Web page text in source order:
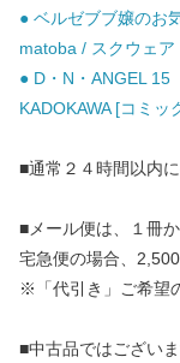
● ベルゼブブ嬢のお
matoba / スクウェ
● D・N・ANGEL 15
KADOKAWA [コミッ
■通常２４時間以内に
■メール便は、１冊
宅急便の場合、
※「代引き」ご希望
■中古品ではござい